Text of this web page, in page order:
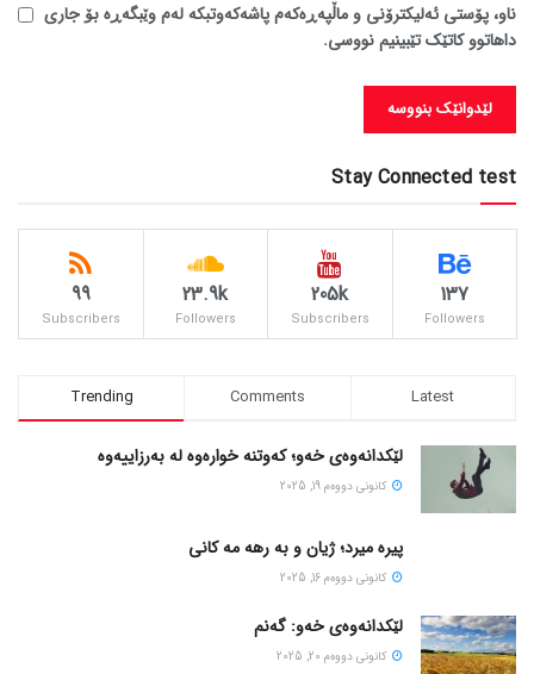
ناو، پۆستی ئەلیکترۆنی و ماڵپەڕەکەم پاشەکەوتبکە لەم وێبگەڕە بۆ جاری
داهاتوو کاتێک تێبینیم نووسی.
Stay Connected test
137
Followers
205k
Subscribers
23.9k
Followers
99
Subscribers
Trending Comments Latest
لێکدانەوەی خەو؛ کەوتنە خوارەوە لە بەرزاییەوە
كانونی دووه‌م 19, 2025
پیره میرد؛ ژیان و به رهه مه کانی
كانونی دووه‌م 16, 2025
لێکدانەوەی خەو: گەنم
كانونی دووه‌م 20, 2025